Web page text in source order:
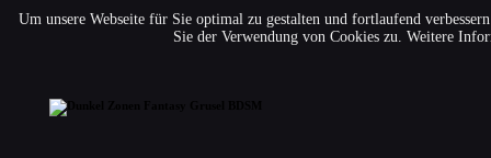
Um unsere Webseite für Sie optimal zu gestalten und fortlaufend
Sie der Verwendung von Cookies zu. Weitere